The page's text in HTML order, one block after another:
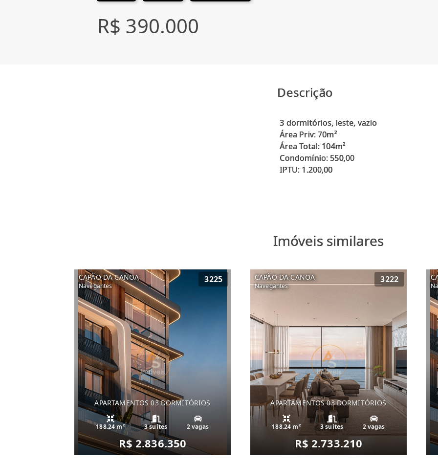
R$ 390.000
Descrição
3 dormitórios, leste, vazio
Área Priv: 70m²
Área Total: 104m²
Condomínio: 550,00
IPTU: 1.200,00
Imóveis similares
CAPÃO DA CANOA
Navegantes
3225
APARTAMENTOS 03 DORMITÓRIOS
188.24 m² 3 suítes 2 vagas
R$ 2.836.350
CAPÃO DA CANOA
Navegantes
3222
APARTAMENTOS 03 DORMITÓRIOS
188.24 m² 3 suítes 2 vagas
R$ 2.733.210